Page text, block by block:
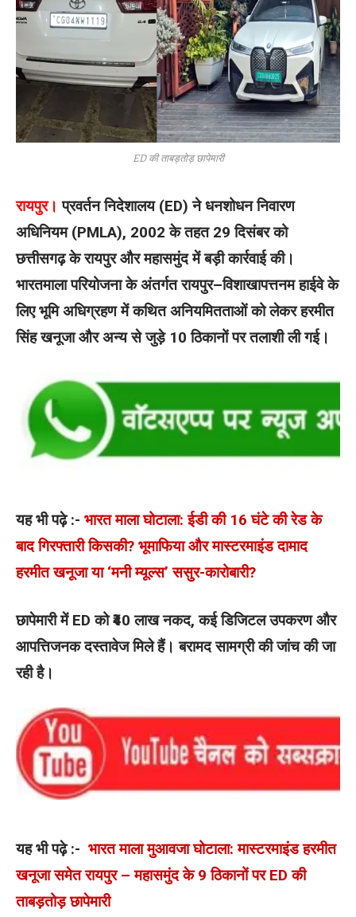
ED की ताबड़तोड़ छापेमारी
रायपुर। प्रवर्तन निदेशालय (ED) ने धनशोधन निवारण
अधिनियम (PMLA), 2002 के तहत 29 दिसंबर को
छत्तीसगढ़ के रायपुर और महासमुंद में बड़ी कार्रवाई की।
भारतमाला परियोजना के अंतर्गत रायपुर–विशाखापत्तनम हाईवे के
लिए भूमि अधिग्रहण में कथित अनियमितताओं को लेकर हरमीत
सिंह खनूजा और अन्य से जुड़े 10 ठिकानों पर तलाशी ली गई।
यह भी पढ़े :- भारत माला घोटाला: ईडी की 16 घंटे की रेड के
बाद गिरफ्तारी किसकी? भूमाफिया और मास्टरमाइंड दामाद
हरमीत खनूजा या ‘मनी म्यूल्स’ ससुर-कारोबारी?
छापेमारी में ED को ₹40 लाख नकद, कई डिजिटल उपकरण और
आपत्तिजनक दस्तावेज मिले हैं। बरामद सामग्री की जांच की जा
रही है।
यह भी पढ़े :- भारत माला मुआवजा घोटाला: मास्टरमाइंड हरमीत
खनूजा समेत रायपुर – महासमुंद के 9 ठिकानों पर ED की
ताबड़तोड़ छापेमारी